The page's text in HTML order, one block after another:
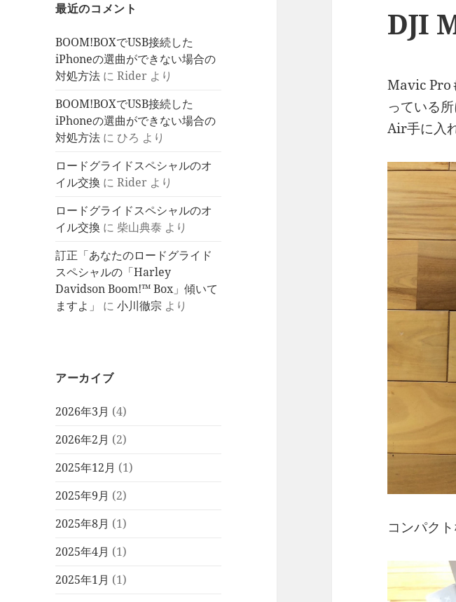
最近のコメント
BOOM!BOXでUSB接続した
iPhoneの選曲ができない場合の
対処方法 にRider より
BOOM!BOXでUSB接続した
iPhoneの選曲ができない場合の
対処方法 に ひろ より
ロードグライドスペシャルのオ
イル交換 にRider より
ロードグライドスペシャルのオ
イル交換 に 柴山典泰 より
訂正「あなたのロードグライド
スペシャルの「Harley
Davidson Boom!™ Box」傾いて
ますよ」
に小川徹宗 より
アーカイブ
2026年3月 (4)
2026年2月 (2)
2025年12月 (1)
2025年9月 (2)
2025年8月 (1)
2025年4月 (1)
2025年1月 (1)
DJI
Mavic Pro
っている
Air手に入
コンパク